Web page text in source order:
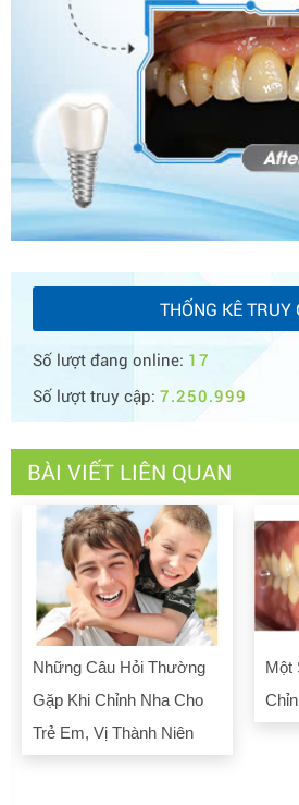
THỐNG KÊ TRUY
Số lượt đang online: 17
Số lượt truy cập: 7.250.999
BÀI VIẾT LIÊN QUAN
Một Số Trường Hợp
Chỉnh Nha Bằng Invisalign
Của